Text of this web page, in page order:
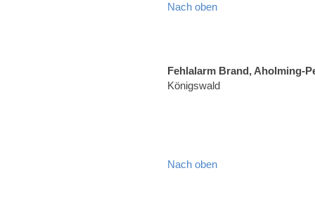
Nach oben
Fehlalarm Brand, Aholming-
Königswald
Nach oben